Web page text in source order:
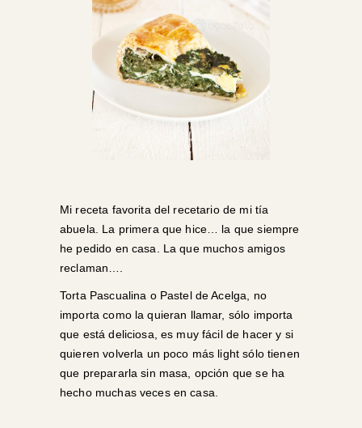
Mi receta favorita del recetario de mi tía
abuela. La primera que hice… la que siempre
he pedido en casa. La que muchos amigos
reclaman….
Torta Pascualina o Pastel de Acelga, no
importa como la quieran llamar, sólo importa
que está deliciosa, es muy fácil de hacer y si
quieren volverla un poco más light sólo tienen
que prepararla sin masa, opción que se ha
hecho muchas veces en casa.